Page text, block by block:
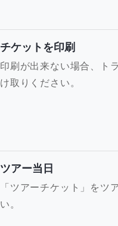
チケットを印刷
印刷が出来ない場合、ト
け取りください。
ツアー当日
「ツアーチケット」をツ
い。